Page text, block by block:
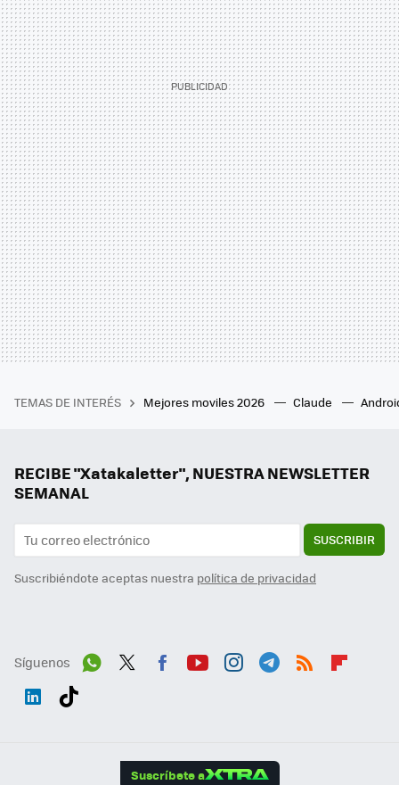
TEMAS DE INTERÉS Mejores moviles 2026 Claude
RECIBE "Xatakaletter", NUESTRA NEWSLETTER
SEMANAL
SUSCRIBIR
Suscribiéndote aceptas nuestra política de privacidad
Síguenos
Suscríbete a